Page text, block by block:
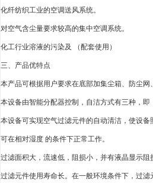
化纤纺织工业的空调送风系统。
对空气含尘量要求较高的集中空调系统。
化工行业溶液的污染及 （配套使用）
三、产品优特点
本产品可根据用户要求在底部加集尘箱、防尘
本设备由智能分配器控制，自洁方式有三种，
本设备可实现空气过滤元件的自动清洁，使设
可在相对湿度 的条件下正常工作。
过滤面积大，流速低，阻损小，并有液晶显示阻
过滤元件使用寿命长。在一般环境条件下，过